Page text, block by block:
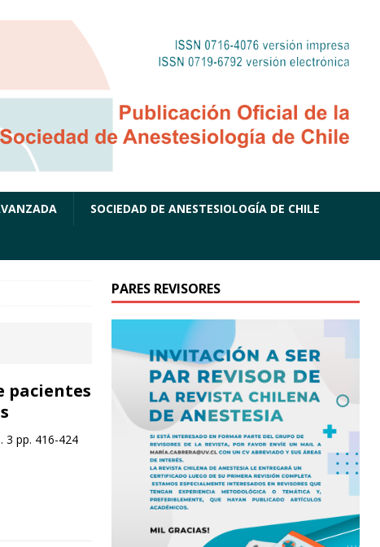
SOCIEDAD DE ANESTESIOLOGÍA DE CHILE
pacientes
3 pp. 416-424
PARES REVISORES